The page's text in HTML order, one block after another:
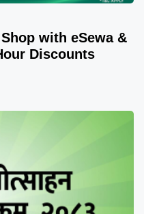
with eSewa &
Discounts